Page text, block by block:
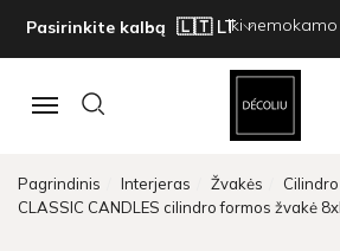
Pasirinkite kalbą Iki
Navigacija
Pagrindinis Interjeras Žvakės
CLASSIC CANDLES cilindro formos žvakė